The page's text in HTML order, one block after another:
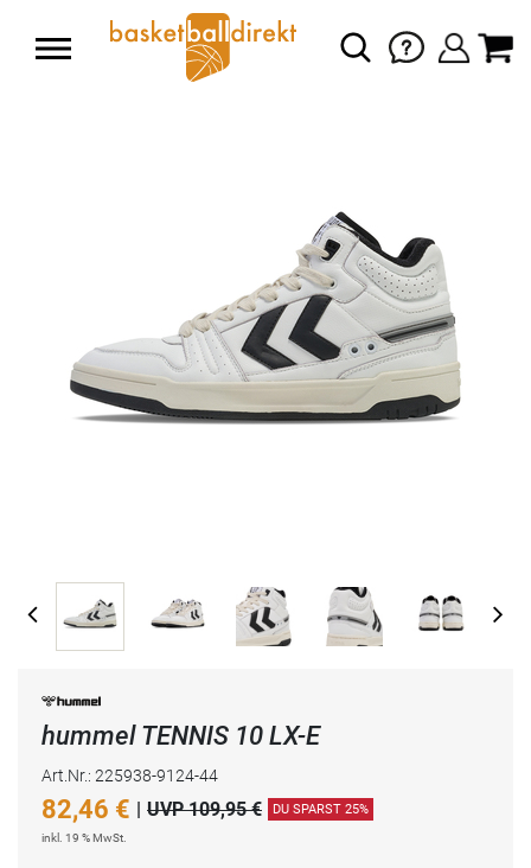
hummel TENNIS 10 LX-E
Art.Nr.: 225938-9124-44
82,46 € | UVP 109,95 € DU SPARST 25%
inkl. 19 % MwSt.